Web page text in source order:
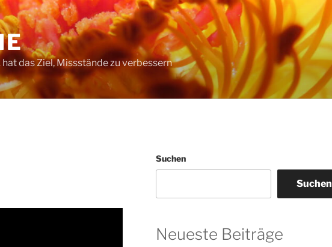
das Ziel, Missstände zu verbessern
Suchen
Suchen
Neueste Beiträge